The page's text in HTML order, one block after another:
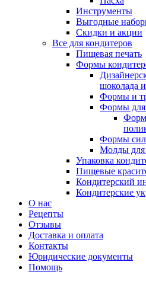
Инструменты
Выгодные
Скидки и акции
Все для кондитеров
Пищевая печать
Формы
шоколада
Формы и
Формы для
Формы
Молды для
Упаковка
Пищевые
Кондитерский
Кондитерские
О нас
Рецепты
Отзывы
Доставка и оплата
Контакты
Юридические документы
Помощь